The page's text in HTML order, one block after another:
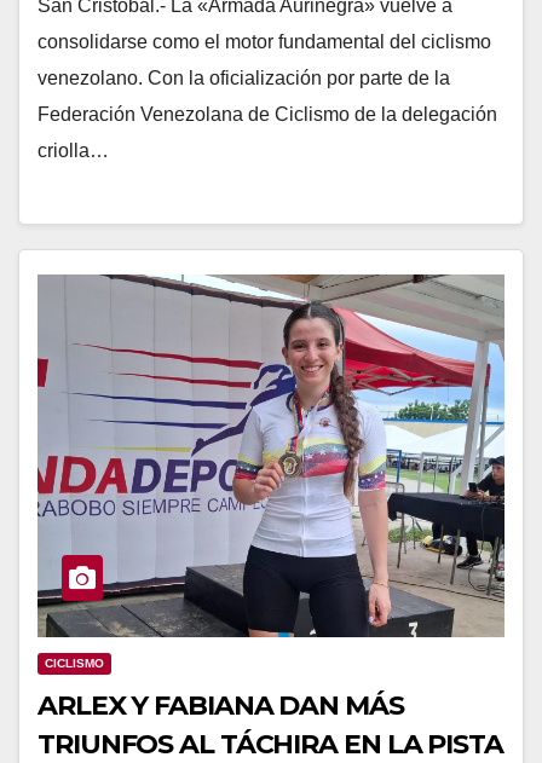
San Cristóbal.- La «Armada Aurinegra» vuelve a
consolidarse como el motor fundamental del ciclismo
venezolano. Con la oficialización por parte de la
Federación Venezolana de Ciclismo de la delegación
criolla…
CICLISMO
ARLEX Y FABIANA DAN MÁS
TRIUNFOS AL TÁCHIRA EN LA PISTA